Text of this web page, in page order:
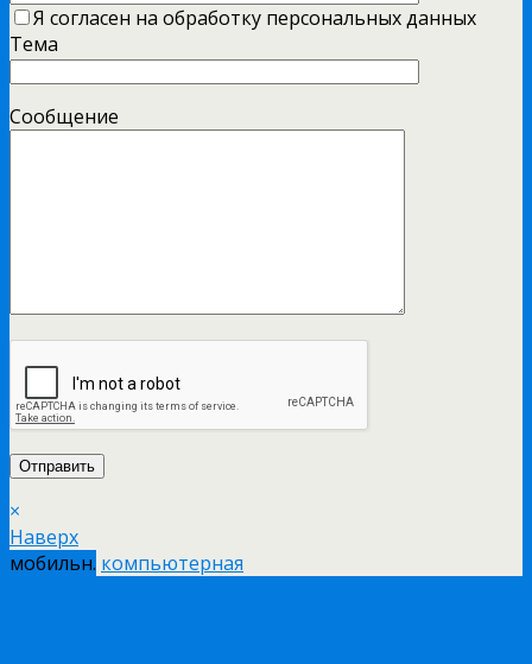
Я согласен на обработку персональных данных
Тема
Сообщение
×
Наверх
мобильн. компьютерная